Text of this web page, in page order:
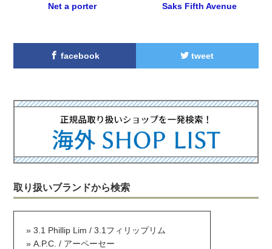
Net a porter Saks Fifth Avenue
facebook tweet
取り扱いブランドから検索
3.1 Phillip Lim / 3.1フィリップリム
A.P.C. / アーペーセー